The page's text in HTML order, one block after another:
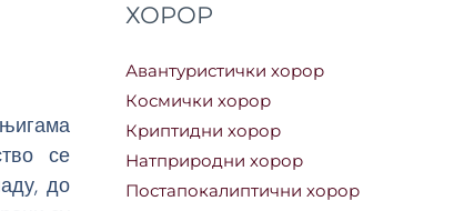
се
до
ХОРОР
Авантуристички хорор
Космички хорор
Криптидни хорор
Натприродни хорор
Постапокалиптични хорор